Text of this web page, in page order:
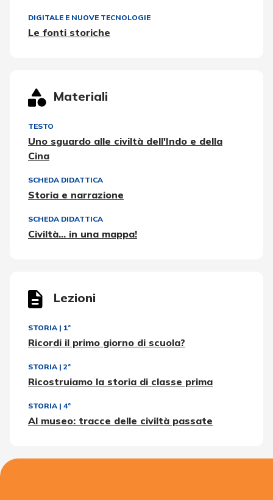
DIGITALE E NUOVE TECNOLOGIE
Le fonti storiche
Materiali
TESTO
Uno sguardo alle civiltà dell'Indo e della
Cina
SCHEDA DIDATTICA
Storia e narrazione
SCHEDA DIDATTICA
Civiltà... in una mappa!
Lezioni
STORIA | 1ª
Ricordi il primo giorno di scuola?
STORIA | 2ª
Ricostruiamo la storia di classe prima
STORIA | 4ª
Al museo: tracce delle civiltà passate